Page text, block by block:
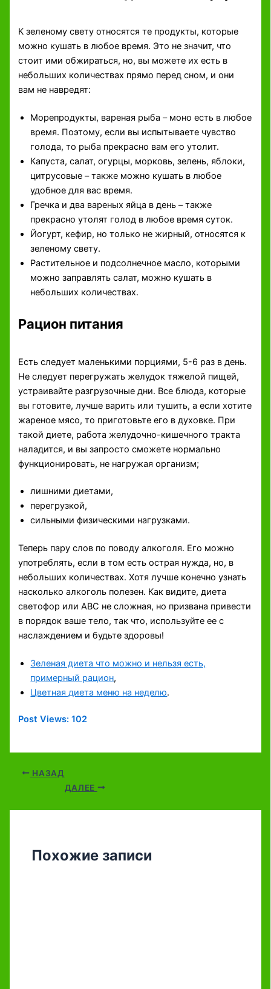
К зеленому свету относятся те продукты, которые
можно кушать в любое время. Это не значит, что
стоит ими обжираться, но, вы можете их есть в
небольших количествах прямо перед сном, и они
вам не навредят:
Морепродукты, вареная рыба – моно есть в любое
время. Поэтому, если вы испытываете чувство
голода, то рыба прекрасно вам его утолит.
Капуста, салат, огурцы, морковь, зелень, яблоки,
цитрусовые – также можно кушать в любое
удобное для вас время.
Гречка и два вареных яйца в день – также
прекрасно утолят голод в любое время суток.
Йогурт, кефир, но только не жирный, относятся к
зеленому свету.
Растительное и подсолнечное масло, которыми
можно заправлять салат, можно кушать в
небольших количествах.
Рацион питания
Есть следует маленькими порциями, 5-6 раз в день.
Не следует перегружать желудок тяжелой пищей,
устраивайте разгрузочные дни. Все блюда, которые
вы готовите, лучше варить или тушить, а если хотите
жареное мясо, то приготовьте его в духовке. При
такой диете, работа желудочно-кишечного тракта
наладится, и вы запросто сможете нормально
функционировать, не нагружая организм;
лишними диетами,
перегрузкой,
сильными физическими нагрузками.
Теперь пару слов по поводу алкоголя. Его можно
употреблять, если в том есть острая нужда, но, в
небольших количествах. Хотя лучше конечно узнать
насколько алкоголь полезен. Как видите, диета
светофор или АВС не сложная, но призвана привести
в порядок ваше тело, так что, используйте ее с
наслаждением и будьте здоровы!
Зеленая диета что можно и нельзя есть,
примерный рацион,
Цветная диета меню на неделю.
Post Views: 102
НАЗАД
ДАЛЕЕ
Похожие записи